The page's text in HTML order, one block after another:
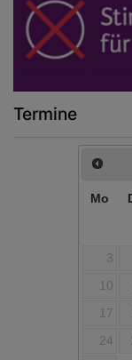
Termine
Mo
3
10
17
24